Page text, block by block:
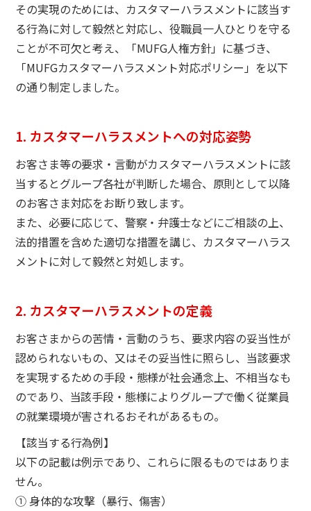
その実現のためには、カスタマーハラスメントに該当す
る行為に対して毅然と対応し、役職員一人ひとりを守る
ことが不可欠と考え、「MUFG人権方針」に基づき、
「MUFGカスタマーハラスメント対応ポリシー」を以下
の通り制定しました。
1. カスタマーハラスメントへの対応姿勢
お客さま等の要求・言動がカスタマーハラスメントに該
当するとグループ各社が判断した場合、原則として以降
のお客さま対応をお断り致します。
また、必要に応じて、警察・弁護士などにご相談の上、
法的措置を含めた適切な措置を講じ、カスタマーハラス
メントに対して毅然と対処します。
2. カスタマーハラスメントの定義
お客さまからの苦情・言動のうち、要求内容の妥当性が
認められないもの、又はその妥当性に照らし、当該要求
を実現するための手段・態様が社会通念上、不相当なも
のであり、当該手段・態様によりグループで働く従業員
の就業環境が害されるおそれがあるもの。
【該当する行為例】
以下の記載は例示であり、これらに限るものではありま
せん。
① 身体的な攻撃（暴行、傷害）